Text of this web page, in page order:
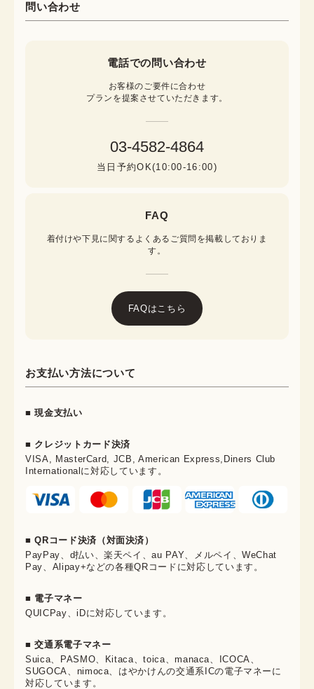
問い合わせ
電話での問い合わせ
お客様のご要件に合わせ
プランを提案させていただきます。
03-4582-4864
当日予約OK(10:00-16:00)
FAQ
着付けや下見に関するよくあるご質問を掲載しておりま
す。
FAQはこちら
お支払い方法について
■ 現金支払い
■ クレジットカード決済
VISA, MasterCard, JCB, American Express,Diners Club
Internationalに対応しています。
■ QRコード決済（対面決済）
PayPay、d払い、楽天ペイ、au PAY、メルペイ、WeChat
Pay、Alipay+などの各種QRコードに対応しています。
■ 電子マネー
QUICPay、iDに対応しています。
■ 交通系電子マネー
Suica、PASMO、Kitaca、toica、manaca、ICOCA、
SUGOCA、nimoca、はやかけんの交通系ICの電子マネーに
対応しています。